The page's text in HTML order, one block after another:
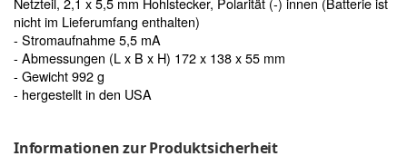
nicht im Lieferumfang enthalten)
- Stromaufnahme 5,5 mA
- Abmessungen (L x B x H) 172 x 138 x 55 mm
- Gewicht 992 g
- hergestellt in den USA
Informationen zur Produktsicherheit